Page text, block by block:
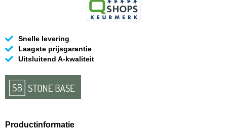
Snelle levering
Laagste prijsgarantie
Uitsluitend A-kwaliteit
Productinformatie